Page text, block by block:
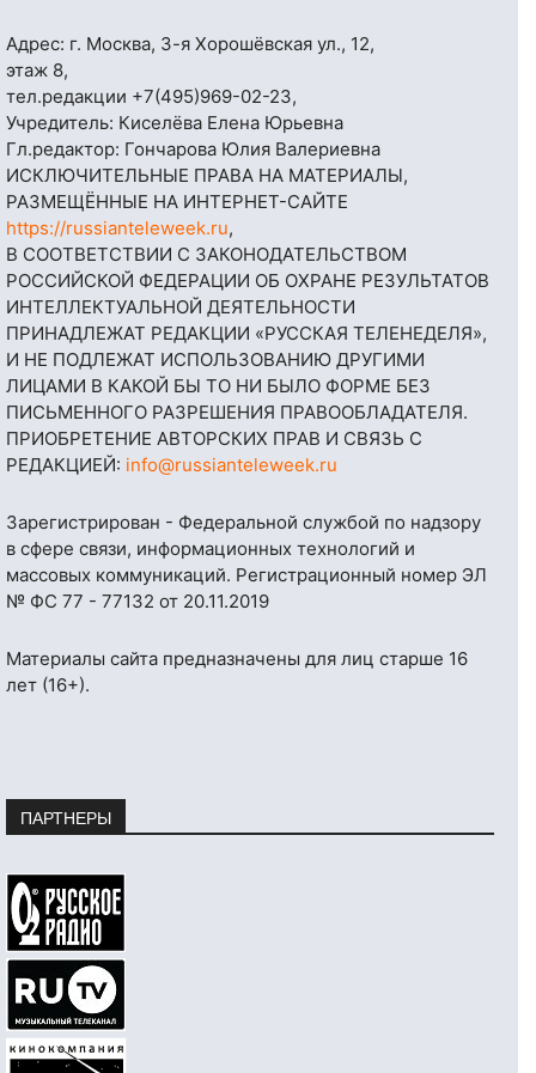
Адрес: г. Москва, 3-я Хорошёвская ул., 12,
этаж 8,
тел.редакции +7(495)969-02-23,
Учредитель: Киселёва Елена Юрьевна
Гл.редактор: Гончарова Юлия Валериевна
ИСКЛЮЧИТЕЛЬНЫЕ ПРАВА НА МАТЕРИАЛЫ,
РАЗМЕЩЁННЫЕ НА ИНТЕРНЕТ-САЙТЕ
https://russianteleweek.ru,
В СООТВЕТСТВИИ С ЗАКОНОДАТЕЛЬСТВОМ
РОССИЙСКОЙ ФЕДЕРАЦИИ ОБ ОХРАНЕ РЕЗУЛЬТАТОВ
ИНТЕЛЛЕКТУАЛЬНОЙ ДЕЯТЕЛЬНОСТИ
ПРИНАДЛЕЖАТ РЕДАКЦИИ «РУССКАЯ ТЕЛЕНЕДЕЛЯ»,
И НЕ ПОДЛЕЖАТ ИСПОЛЬЗОВАНИЮ ДРУГИМИ
ЛИЦАМИ В КАКОЙ БЫ ТО НИ БЫЛО ФОРМЕ БЕЗ
ПИСЬМЕННОГО РАЗРЕШЕНИЯ ПРАВООБЛАДАТЕЛЯ.
ПРИОБРЕТЕНИЕ АВТОРСКИХ ПРАВ И СВЯЗЬ С
РЕДАКЦИЕЙ: info@russianteleweek.ru
Зарегистрирован - Федеральной службой по надзору
в сфере связи, информационных технологий и
массовых коммуникаций. Регистрационный номер ЭЛ
№ ФС 77 - 77132 от 20.11.2019
Материалы сайта предназначены для лиц старше 16
лет (16+).
ПАРТНЕРЫ